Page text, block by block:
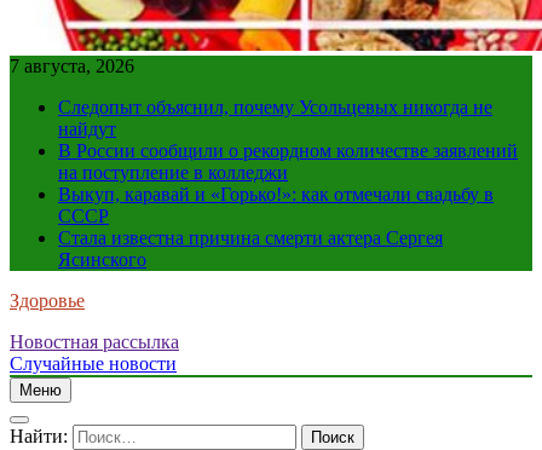
7 августа, 2026
Следопыт объяснил, почему Усольцевых никогда не
найдут
В России сообщили о рекордном количестве заявлений
на поступление в колледжи
Выкуп, каравай и «Горько!»: как отмечали свадьбу в
СССР
Стала известна причина смерти актера Сергея
Ясинского
Здоровье
Новостная рассылка
Случайные новости
Меню
Найти: